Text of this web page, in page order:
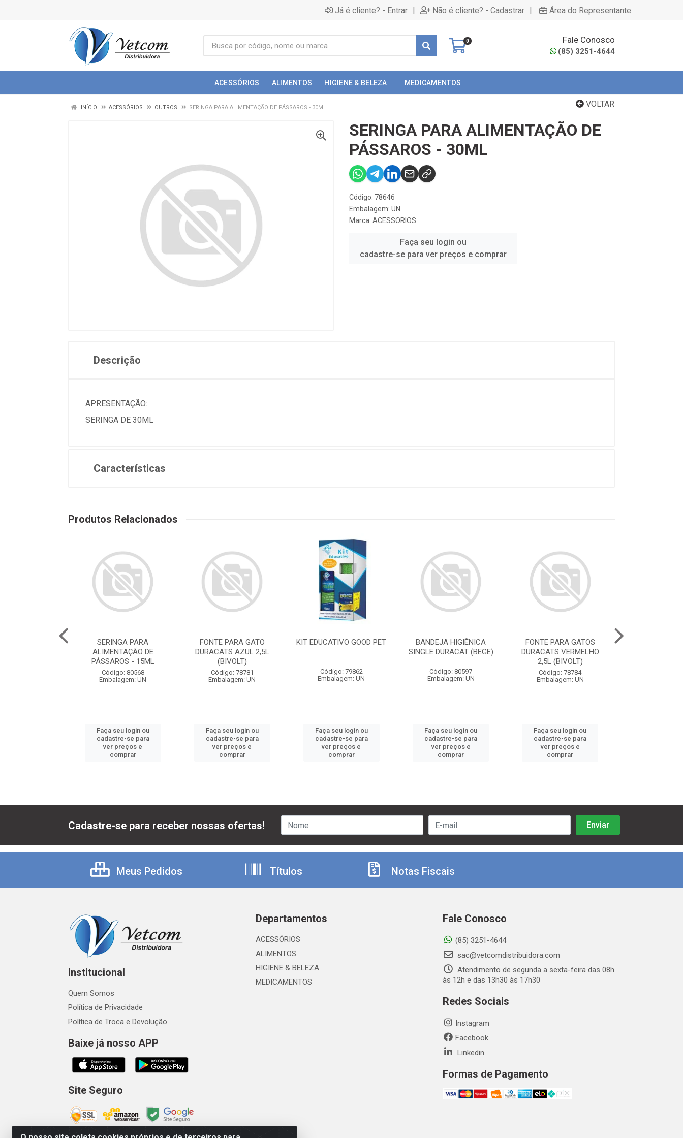
Já é cliente? - Entrar | Não é cliente? - Cadastrar | Área do Representante
0 Fale Conosco
(85) 3251-4644
ACESSÓRIOS ALIMENTOS HIGIENE & BELEZA MEDICAMENTOS
VOLTAR
INÍCIO ACESSÓRIOS OUTROS SERINGA PARA ALIMENTAÇÃO DE PÁSSAROS - 30ML
SERINGA PARA ALIMENTAÇÃO DE
PÁSSAROS - 30ML
Código: 78646
Embalagem: UN
Marca: ACESSORIOS
Faça seu login ou
cadastre-se para ver preços e comprar
Descrição
APRESENTAÇÃO:
SERINGA DE 30ML
Características
Produtos Relacionados
SERINGA PARA
ALIMENTAÇÃO DE
PÁSSAROS - 15ML
Código: 80568
Embalagem: UN
Faça seu login ou
cadastre-se para
ver preços e
comprar
FONTE PARA GATO
DURACATS AZUL 2,5L
(BIVOLT)
Código: 78781
Embalagem: UN
Faça seu login ou
cadastre-se para
ver preços e
comprar
KIT EDUCATIVO GOOD PET
Código: 79862
Embalagem: UN
Faça seu login ou
cadastre-se para
ver preços e
comprar
BANDEJA HIGIÊNICA
SINGLE DURACAT (BEGE)
Código: 80597
Embalagem: UN
Faça seu login ou
cadastre-se para
ver preços e
comprar
FONTE PARA GATOS
DURACATS VERMELHO
2,5L (BIVOLT)
Código: 78784
Embalagem: UN
Faça seu login ou
cadastre-se para
ver preços e
comprar
Cadastre-se para receber nossas ofertas!
Meus Pedidos Títulos Notas Fiscais
Institucional
Quem Somos
Política de Privacidade
Política de Troca e Devolução
Baixe já nosso APP
Site Seguro
Departamentos
ACESSÓRIOS
ALIMENTOS
HIGIENE & BELEZA
MEDICAMENTOS
Fale Conosco
(85) 3251-4644
sac@vetcomdistribuidora.com
Atendimento de segunda a sexta-feira das 08h
às 12h e das 13h30 às 17h30
Redes Sociais
Instagram
Facebook
Linkedin
Formas de Pagamento